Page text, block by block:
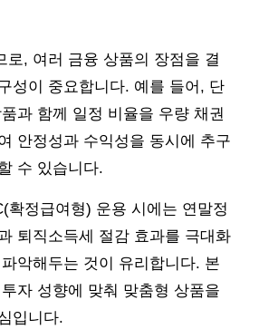
로, 여러 금융 상품의 장점을 결
성이 중요합니다. 예를 들어, 단
과 함께 일정 비율을 우량 채권
안정성과 수익성을 동시에 추구
수 있습니다.
확정급여형) 운용 시에는 연말정
퇴직소득세 절감 효과를 극대화
악해두는 것이 유리합니다. 본
자 성향에 맞춰 맞춤형 상품을
입니다.